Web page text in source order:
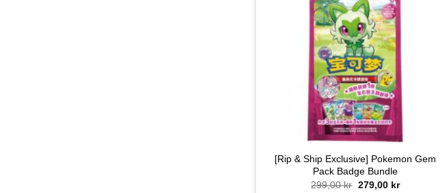
[Rip & Ship Exclusive] Pokemon Gem
Pack Badge Bundle
299,00kr Opprinnelig
279,00 krNåværende